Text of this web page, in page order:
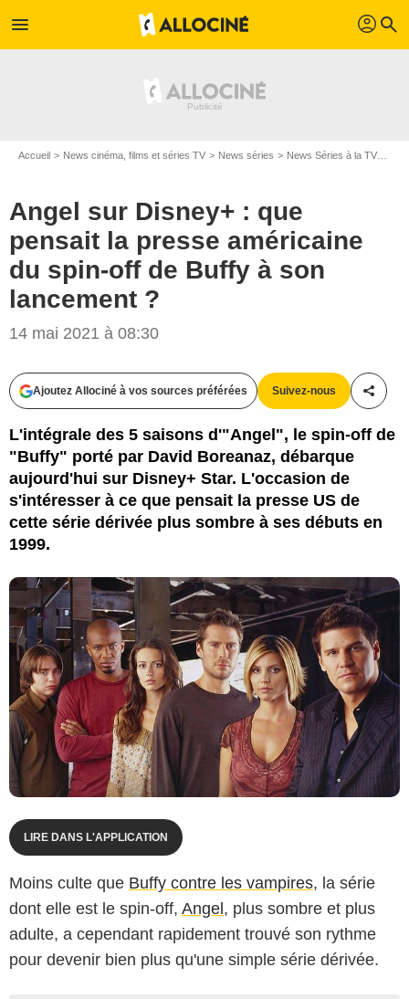
menu profil search
Accueil News cinéma, films et séries TV News séries News Séries à la TV
Angel sur Disney+ : que
pensait la presse américaine
du spin-off de Buffy à son
lancement ?
14 mai 2021 à 08:30
Ajoutez Allociné à vos sources préférées Suivez-nous
L'intégrale des 5 saisons d'"Angel", le spin-off de
"Buffy" porté par David Boreanaz, débarque
aujourd'hui sur Disney+ Star. L'occasion de
s'intéresser à ce que pensait la presse US de
cette série dérivée plus sombre à ses débuts en
1999.
LIRE DANS L'APPLICATION
Moins culte que Buffy contre les vampires, la série
dont elle est le spin-off, Angel, plus sombre et plus
adulte, a cependant rapidement trouvé son rythme
pour devenir bien plus qu'une simple série dérivée.